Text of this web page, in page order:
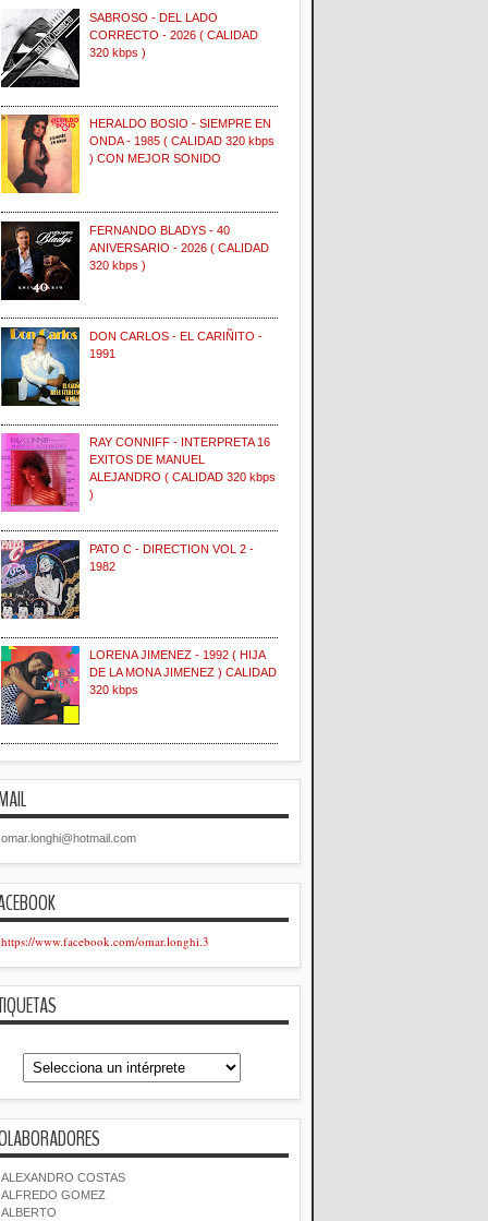
SABROSO - DEL LADO
CORRECTO - 2026 ( CALIDAD
320 kbps )
HERALDO BOSIO - SIEMPRE EN
ONDA - 1985 ( CALIDAD 320 kbps
) CON MEJOR SONIDO
FERNANDO BLADYS - 40
ANIVERSARIO - 2026 ( CALIDAD
320 kbps )
DON CARLOS - EL CARIÑITO -
1991
RAY CONNIFF - INTERPRETA 16
EXITOS DE MANUEL
ALEJANDRO ( CALIDAD 320 kbps
)
PATO C - DIRECTION VOL 2 -
1982
LORENA JIMENEZ - 1992 ( HIJA
DE LA MONA JIMENEZ ) CALIDAD
320 kbps
omar.longhi@hotmail.com
https://www.facebook.com/omar.longhi.3
ALEXANDRO COSTAS
ALFREDO GOMEZ
ALBERTO